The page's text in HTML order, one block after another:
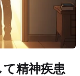
精神疾患